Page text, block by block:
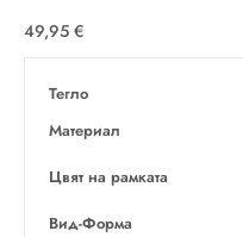
49,95 €
Тегло
Материал
Цвят на рамката
Вид-Форма